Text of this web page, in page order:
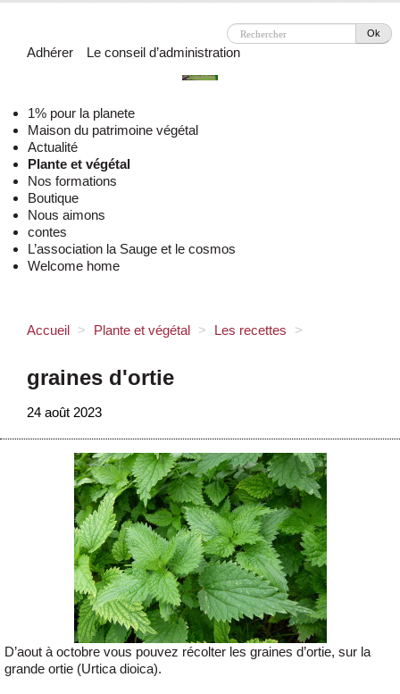
Ok
Adhérer Le conseil d’administration
1% pour la planete
Maison du patrimoine végétal
Actualité
Plante et végétal
Nos formations
Boutique
Nous aimons
contes
L’association la Sauge et le cosmos
Welcome home
Accueil > Plante et végétal > Les recettes >
graines d'ortie
24 août 2023
D’aout à octobre vous pouvez récolter les graines d’ortie, sur la
grande ortie (Urtica dioica).